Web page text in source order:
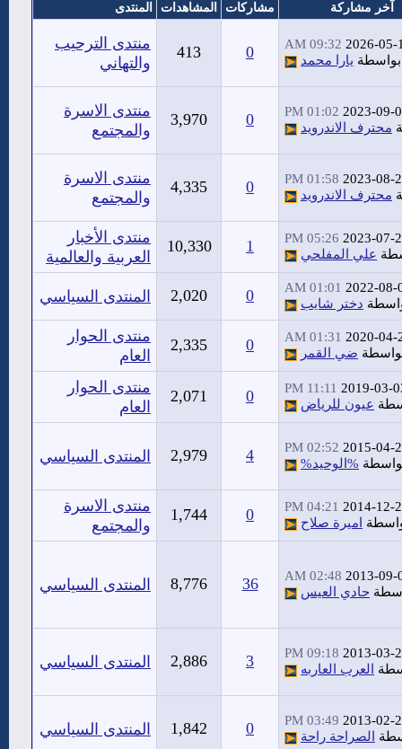
آخر مشاركة مشاركات المشاهدات المنتدى
2026-05-
09:32 AM
بواسطة يارا محمد 0
413
منتدى الترحيب
والتهاني
2023-09-
01:02 PM
محترف الاندرويد 0
3,970
منتدى الاسرة
والمجتمع
2023-08-
01:58 PM
محترف الاندرويد 0
4,335
منتدى الاسرة
والمجتمع
2023-07-
05:26 PM
علي المفلحي 1
10,330
منتدى الأخبار
العربية والعالمية
2022-08-
01:01 AM
دختر شايب 0
2,020 المنتدى السياسي
2020-04-
01:31 AM
ضي القمر 0
2,335
منتدى الحوار
العام
2019-03-
11:11 PM
عيون للرياض 0
2,071
منتدى الحوار
العام
2015-04-
02:52 PM
%الوحيد% 4
2,979 المنتدى السياسي
2014-12-
04:21 PM
اميرة صلاح 0
1,744
منتدى الاسرة
والمجتمع
2013-09-
02:48 AM
حادي العيس 36
8,776 المنتدى السياسي
2013-03-
09:18 PM
العرب العاربه 3
2,886 المنتدى السياسي
2013-02-
03:49 PM
الصراحة راحة 0
1,842 المنتدى السياسي